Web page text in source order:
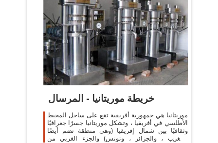
خريطة موريتانيا - المرسال
موريتانيا هي جمهورية أفريقية تقع على ساحل المحيط
الأطلسي في أفريقيا ، وتشكل موريتانيا جسرًا جغرافيًا
وثقافيًا بين شمال إفريقيا (وهي منطقة تضم أيضًا
المغرب ، والجزائر ، وتونس) والجزء الغربي من